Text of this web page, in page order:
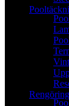
Rengöring